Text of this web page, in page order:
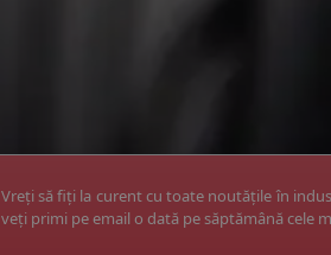
Vreți să fiți la curent cu toate noutățile în
veți primi pe email o dată pe săptămână cele